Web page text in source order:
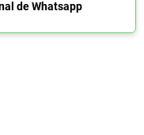
de Whatsapp